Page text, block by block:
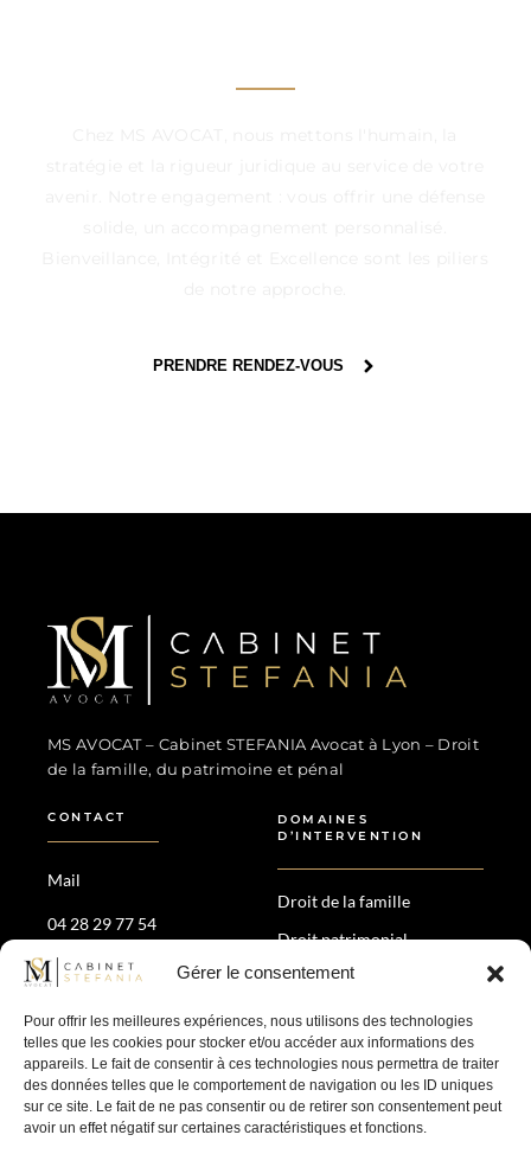
Gérer le consentement
Pour offrir les meilleures expériences, nous utilisons des technologies
telles que les cookies pour stocker et/ou accéder aux informations des
appareils. Le fait de consentir à ces technologies nous permettra de traiter
des données telles que le comportement de navigation ou les ID uniques
sur ce site. Le fait de ne pas consentir ou de retirer son consentement peut
avoir un effet négatif sur certaines caractéristiques et fonctions.
PRENDRE RENDEZ-VOUS
MS AVOCAT – Cabinet STEFANIA Avocat à Lyon – Droit
de la famille, du patrimoine et pénal
CONTACT
Mail
04 28 29 77 54
35 Av. Maréchal de Saxe,
69006 Lyon
DOMAINES
D’INTERVENTION
Droit de la famille
Droit patrimonial
Divorce amiable &
Droit pénal
SUIVEZ-NOUS